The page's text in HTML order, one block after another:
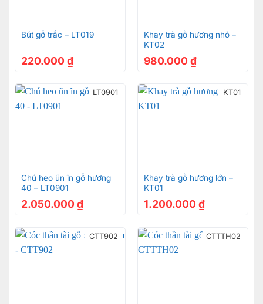
Bút gỗ trắc – LT019
220.000 ₫
Khay trà gỗ hương nhỏ –
KT02
980.000 ₫
LT0901
Chú heo ũn ĩn gỗ hương
40 – LT0901
2.050.000 ₫
KT01
Khay trà gỗ hương lớn –
KT01
1.200.000 ₫
CTT902 CTTTH02